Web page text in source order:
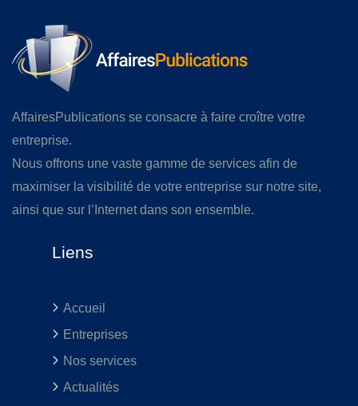
AffairesPublications se consacre à faire croître votre
entreprise.
Nous offrons une vaste gamme de services afin de
maximiser la visibilité de votre entreprise sur notre site,
ainsi que sur l’Internet dans son ensemble.
Liens
Accueil
Entreprises
Nos services
Actualités